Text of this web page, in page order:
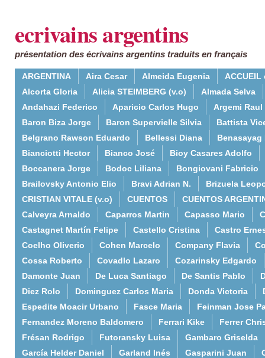
ecrivains argentins
présentation des écrivains argentins traduits en français
ARGENTINA Aira Cesar Almeida Eugenia
ACCUEIL
Alcorta Gloria
Alicia STEIMBERG (v.o)
Almada Selva
Andahazi Federico
Aparicio Carlos Hugo
Argemi Raul
Baron Biza Jorge
Baron Supervielle Silvia
Battista
Belgrano Rawson Eduardo
Bellessi Diana
Benasayag
Bianciotti Hector
Bianco José
Bioy Casares Adolfo
Boccanera Jorge
Bodoc Liliana
Bongiovani Fabricio
Brailovsky Antonio Elio
Bravi Adrian N.
Brizuela
CRISTIAN VITALE (v.o)
CUENTOS
CUENTOS
Calveyra Arnaldo
Caparros Martin Capasso Mario
Castagnet Martín Felipe
Castello Cristina
Castro
Coelho Oliverio
Cohen Marcelo Company Flavia
Cossa Roberto
Covadlo Lazaro
Cozarinsky Edgardo
Damonte Juan
De Luca Santiago De Santis Pablo
Diez Rolo
Dominguez Carlos Maria Donda Victoria
Espedite Moacir Urbano
Fasce Maria
Feinman Jose
Fernandez Moreno Baldomero
Ferrari Kike
Ferrer
Frésan Rodrigo
Futoransky Luisa
Gambaro Griselda
García Helder Daniel
Garland Inés Gasparini Juan